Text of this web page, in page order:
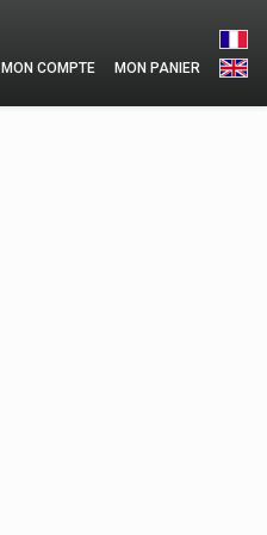
MON COMPTE MON PANIER